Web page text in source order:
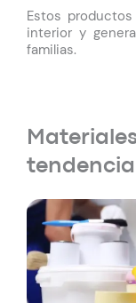
Estos
interior y
familias.